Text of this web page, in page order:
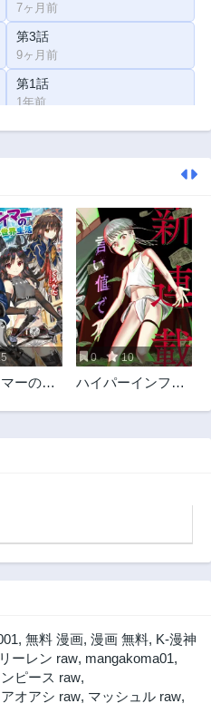
7ヶ月前
第3話
9ヶ月前
第1話
1年前
ーの異
0 10
ハイパーインフレ
, 無料 漫画, 漫画 無料, K-漫神
ーレン raw, mangakoma01,
ピース raw,
アオアシ raw, マッシュル raw,